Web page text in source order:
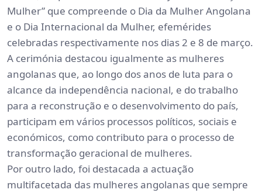
Mulher” que compreende o Dia da Mulher Angolana
e o Dia Internacional da Mulher, efemérides
celebradas respectivamente nos dias 2 e 8 de março.
A cerimónia destacou igualmente as mulheres
angolanas que, ao longo dos anos de luta para o
alcance da independência nacional, e do trabalho
para a reconstrução e o desenvolvimento do país,
participam em vários processos políticos, sociais e
económicos, como contributo para o processo de
transformação geracional de mulheres.
Por outro lado, foi destacada a actuação
multifacetada das mulheres angolanas que sempre